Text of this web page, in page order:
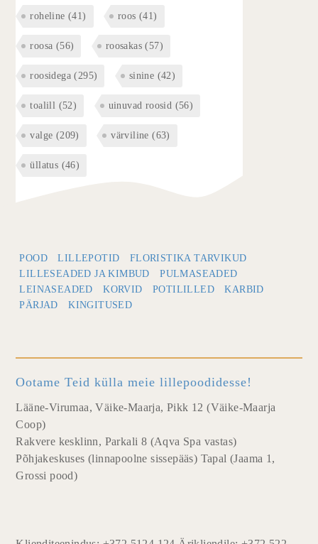
roheline (41) roos (41)
roosa (56) roosakas (57)
roosidega (295) sinine (42)
toalill (52) uinuvad roosid (56)
valge (209) värviline (63)
üllatus (46)
POOD LILLEPOTID
FLORISTIKA TARVIKUD
LILLESEADED JA KIMBUD
PULMASEADED
LEINASEADED
KORVID POTILILLED
KARBID
PÄRJAD
KINGITUSED
Ootame Teid külla meie lillepoodidesse!
Lääne-Virumaa, Väike-Maarja, Pikk 12 (Väike-Maarja
Coop)
Rakvere kesklinn, Parkali 8 (Aqva Spa vastas)
Põhjakeskuses (linnapoolne sissepääs) Tapal (Jaama 1,
Grossi pood)